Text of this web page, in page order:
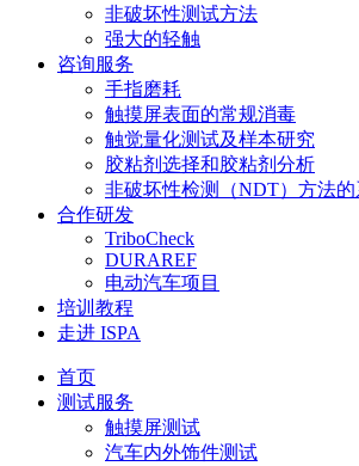
非破坏性测试方法
强大的轻触
咨询服务
手指磨耗
触摸屏表面的常规消毒
触觉量化测试及样本研究
胶粘剂选择和胶粘剂分析
非破坏性检测（NDT）方法
合作研发
TriboCheck
DURAREF
电动汽车项目
培训教程
走进 ISPA
首页
测试服务
触摸屏测试
汽车内外饰件测试